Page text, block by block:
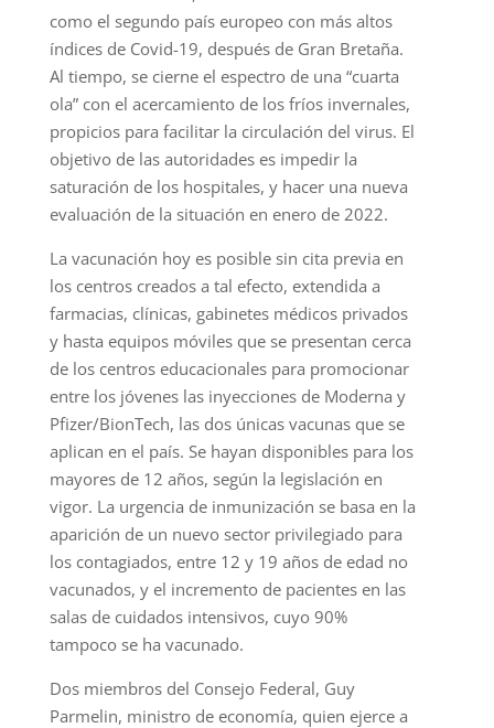
como el segundo país europeo con más altos
índices de Covid-19, después de Gran Bretaña.
Al tiempo, se cierne el espectro de una “cuarta
ola” con el acercamiento de los fríos invernales,
propicios para facilitar la circulación del virus. El
objetivo de las autoridades es impedir la
saturación de los hospitales, y hacer una nueva
evaluación de la situación en enero de 2022.
La vacunación hoy es posible sin cita previa en
los centros creados a tal efecto, extendida a
farmacias, clínicas, gabinetes médicos privados
y hasta equipos móviles que se presentan cerca
de los centros educacionales para promocionar
entre los jóvenes las inyecciones de Moderna y
Pfizer/BionTech, las dos únicas vacunas que se
aplican en el país. Se hayan disponibles para los
mayores de 12 años, según la legislación en
vigor. La urgencia de inmunización se basa en la
aparición de un nuevo sector privilegiado para
los contagiados, entre 12 y 19 años de edad no
vacunados, y el incremento de pacientes en las
salas de cuidados intensivos, cuyo 90%
tampoco se ha vacunado.
Dos miembros del Consejo Federal, Guy
Parmelin, ministro de economía, quien ejerce a